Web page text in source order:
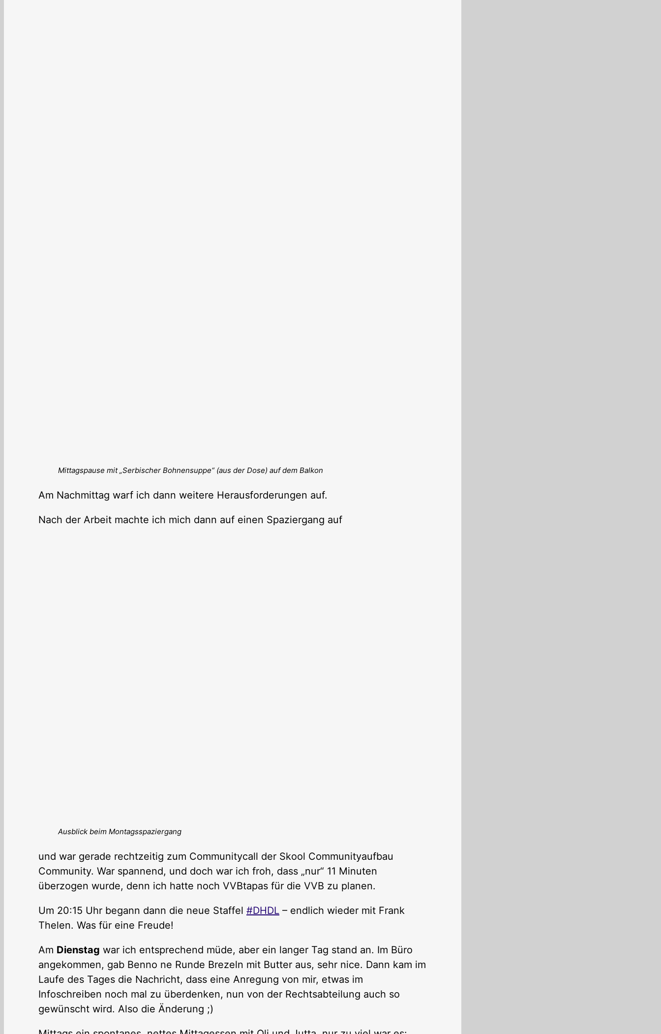
Mittagspause mit „Serbischer Bohnensuppe“ (aus der Dose) auf dem Balkon
Am Nachmittag warf ich dann weitere Herausforderungen auf.
Nach der Arbeit machte ich mich dann auf einen Spaziergang auf
Ausblick beim Montagsspaziergang
und war gerade rechtzeitig zum Communitycall der Skool Communityaufbau
Community. War spannend, und doch war ich froh, dass „nur“ 11 Minuten
überzogen wurde, denn ich hatte noch VVBtapas für die VVB zu planen.
Um 20:15 Uhr begann dann die neue Staffel #DHDL – endlich wieder mit Frank
Thelen. Was für eine Freude!
Am Dienstag war ich entsprechend müde, aber ein langer Tag stand an. Im Büro
angekommen, gab Benno ne Runde Brezeln mit Butter aus, sehr nice. Dann kam im
Laufe des Tages die Nachricht, dass eine Anregung von mir, etwas im
Infoschreiben noch mal zu überdenken, nun von der Rechtsabteilung auch so
gewünscht wird. Also die Änderung ;)